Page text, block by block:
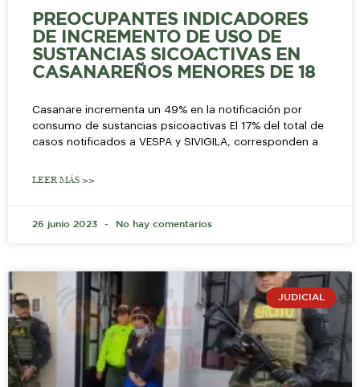
PREOCUPANTES INDICADORES
DE INCREMENTO DE USO DE
SUSTANCIAS SICOACTIVAS EN
CASANAREÑOS MENORES DE 18
Casanare incrementa un 49% en la notificación por
consumo de sustancias psicoactivas El 17% del total de
casos notificados a VESPA y SIVIGILA, corresponden a
LEER MÁS >>
26 junio 2023 No hay comentarios
JUDICIAL